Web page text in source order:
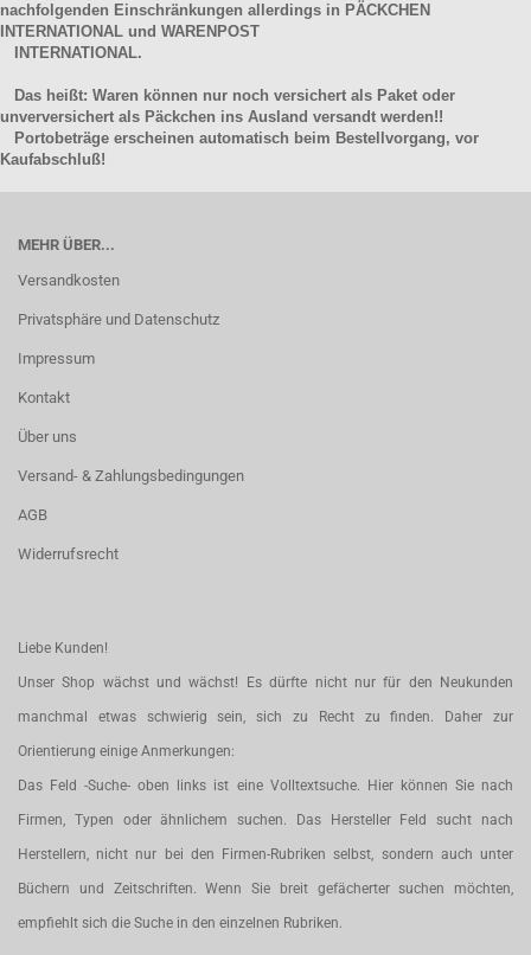
nachfolgenden Einschränkungen allerdings in PÄCKCHEN
INTERNATIONAL und WARENPOST
INTERNATIONAL.
Das heißt: Waren können nur noch versichert als Paket oder
unverversichert als Päckchen ins Ausland versandt werden!!
Portobeträge erscheinen automatisch beim Bestellvorgang, vor
Kaufabschluß!
MEHR ÜBER...
Versandkosten
Privatsphäre und Datenschutz
Impressum
Kontakt
Über uns
Versand- & Zahlungsbedingungen
AGB
Widerrufsrecht
Liebe Kunden!
Unser Shop wächst und wächst! Es dürfte nicht nur für den Neukunden
manchmal etwas schwierig sein, sich zu Recht zu finden. Daher zur
Orientierung einige Anmerkungen:
Das Feld -Suche- oben links ist eine Volltextsuche. Hier können Sie nach
Firmen, Typen oder ähnlichem suchen. Das Hersteller Feld sucht nach
Herstellern, nicht nur bei den Firmen-Rubriken selbst, sondern auch unter
Büchern und Zeitschriften. Wenn Sie breit gefächerter suchen möchten,
empfiehlt sich die Suche in den einzelnen Rubriken.